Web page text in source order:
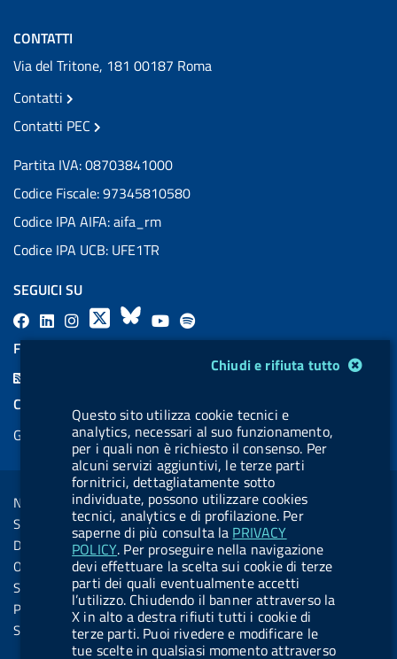
Chiudi e rifiuta tutto
Questo sito utilizza cookie tecnici e
analytics, necessari al suo funzionamento,
per i quali non è richiesto il consenso. Per
alcuni servizi aggiuntivi, le terze parti
fornitrici, dettagliatamente sotto
individuate, possono utilizzare cookies
tecnici, analytics e di profilazione. Per
saperne di più consulta la PRIVACY
POLICY. Per proseguire nella navigazione
devi effettuare la scelta sui cookie di terze
parti dei quali eventualmente accetti
l’utilizzo. Chiudendo il banner attraverso la
X in alto a destra rifiuti tutti i cookie di
terze parti. Puoi rivedere e modificare le
tue scelte in qualsiasi momento attraverso
CONTATTI
Via del Tritone, 181 00187 Roma
Contatti
Contatti PEC
Partita IVA: 08703841000
Codice Fiscale: 97345810580
Codice IPA AIFA: aifa_rm
Codice IPA UCB: UFE1TR
SEGUICI SU
F
a
L
i
a
l
.
b
u
t
t
o
n
.
i
n
X
B
l
s
k
y
Y
o
u
b
e
l
a
l
.
b
u
t
t
o
n
.
s
p
FEED RSS
COOKIES
Gestione cookie
Sezione Link Utili
Note legali
Social Media Policy
Dichiarazione di accessibilità
Obiettivi di accessibilità
Statistiche sito
Privacy
Servizi Online